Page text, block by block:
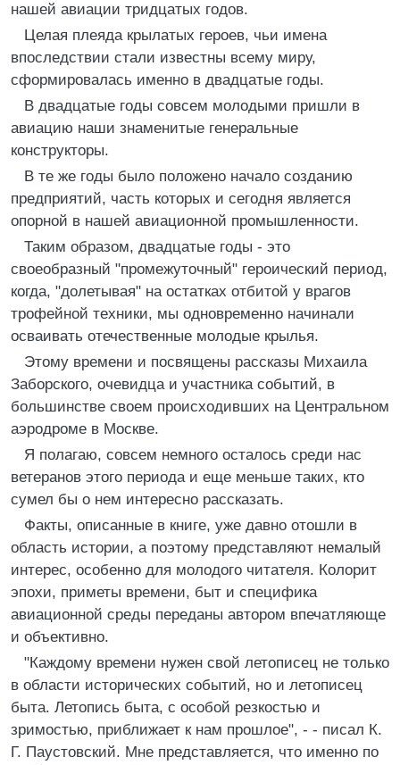
нашей авиации тридцатых годов.
Целая плеяда крылатых героев, чьи имена
впоследствии стали известны всему миру,
сформировалась именно в двадцатые годы.
В двадцатые годы совсем молодыми пришли в
авиацию наши знаменитые генеральные
конструкторы.
В те же годы было положено начало созданию
предприятий, часть которых и сегодня является
опорной в нашей авиационной промышленности.
Таким образом, двадцатые годы - это
своеобразный "промежуточный" героический период,
когда, "долетывая" на остатках отбитой у врагов
трофейной техники, мы одновременно начинали
осваивать отечественные молодые крылья.
Этому времени и посвящены рассказы Михаила
Заборского, очевидца и участника событий, в
большинстве своем происходивших на Центральном
аэродроме в Москве.
Я полагаю, совсем немного осталось среди нас
ветеранов этого периода и еще меньше таких, кто
сумел бы о нем интересно рассказать.
Факты, описанные в книге, уже давно отошли в
область истории, а поэтому представляют немалый
интерес, особенно для молодого читателя. Колорит
эпохи, приметы времени, быт и специфика
авиационной среды переданы автором впечатляюще
и объективно.
"Каждому времени нужен свой летописец не только
в области исторических событий, но и летописец
быта. Летопись быта, с особой резкостью и
зримостью, приближает к нам прошлое", - - писал К.
Г. Паустовский. Мне представляется, что именно по